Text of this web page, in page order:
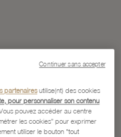
partenairesutilise(nt) des cookies
pour personnaliser son contenu
pouvez accéder au centre
les cookies” pour exprimer
utiliser le bouton "tout
Continuer sans accepter